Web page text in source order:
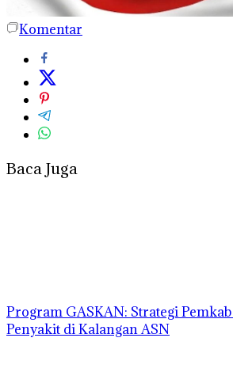
Komentar
Baca Juga
Program GASKAN: Strategi
Penyakit di Kalangan ASN